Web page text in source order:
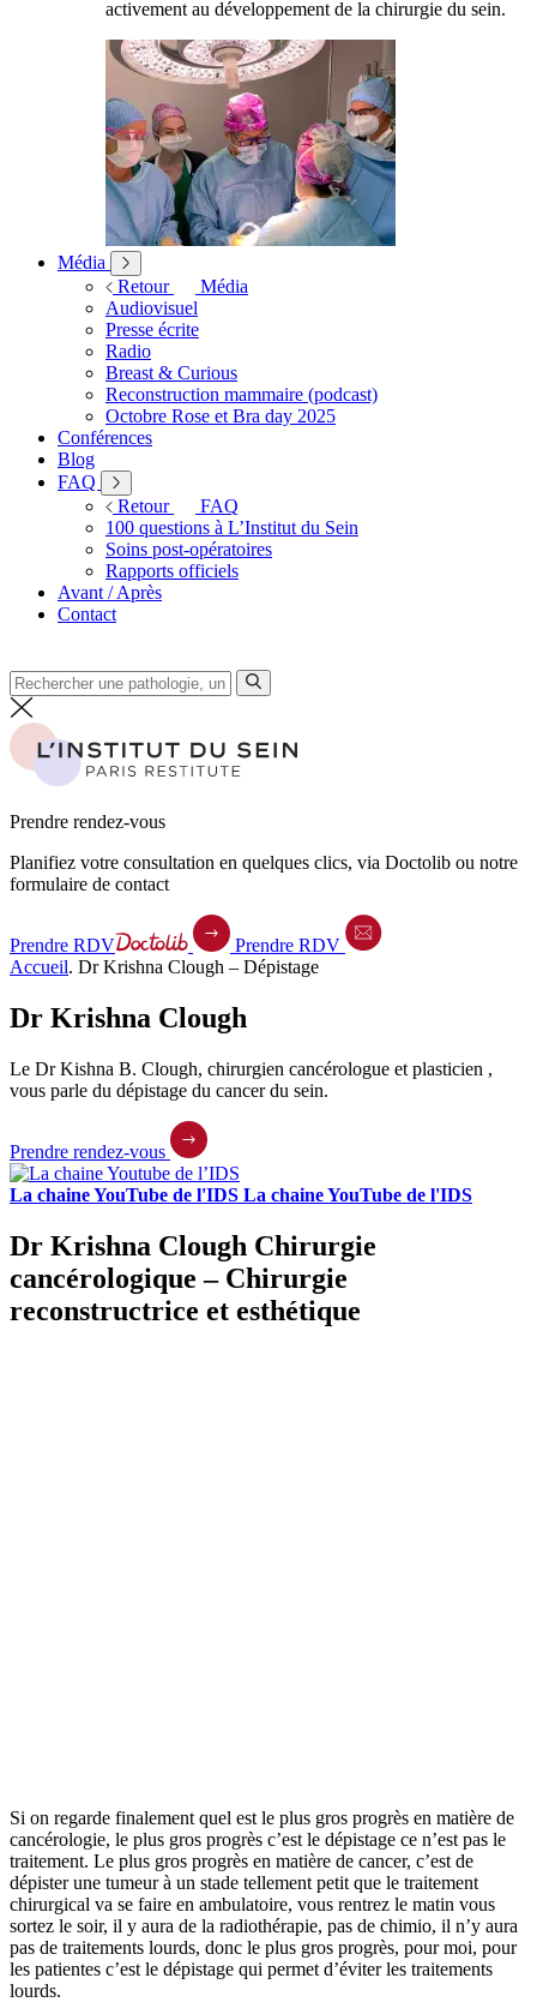
activement au développement de la chirurgie du sein.
Média
Retour
Média
Audiovisuel
Presse écrite
Radio
Breast & Curious
Reconstruction mammaire (podcast)
Octobre Rose et Bra day 2025
Conférences
Blog
FAQ
Retour
FAQ
100 questions à L’Institut du Sein
Soins post-opératoires
Rapports officiels
Avant / Après
Contact
Prendre rendez-vous
Planifiez votre consultation en quelques clics, via Doctolib ou notre
formulaire de contact
Prendre RDV
Prendre RDV
Accueil. Dr Krishna Clough – Dépistage
Dr Krishna Clough
Le Dr Kishna B. Clough, chirurgien cancérologue et plasticien ,
vous parle du dépistage du cancer du sein.
Prendre rendez-vous
La chaine YouTube de l'IDS La chaine YouTube de l'IDS
Dr Krishna Clough Chirurgie
cancérologique – Chirurgie
reconstructrice et esthétique
Si on regarde finalement quel est le plus gros progrès en matière de
cancérologie, le plus gros progrès c’est le dépistage ce n’est pas le
traitement. Le plus gros progrès en matière de cancer, c’est de
dépister une tumeur à un stade tellement petit que le traitement
chirurgical va se faire en ambulatoire, vous rentrez le matin vous
sortez le soir, il y aura de la radiothérapie, pas de chimio, il n’y aura
pas de traitements lourds, donc le plus gros progrès, pour moi, pour
les patientes c’est le dépistage qui permet d’éviter les traitements
lourds.